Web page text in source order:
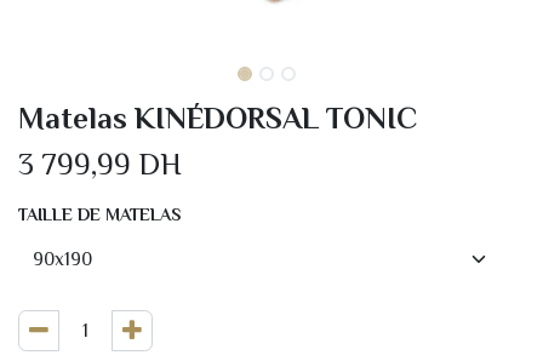
Matelas KINÉDORSAL TONIC
3 799,99 DH
TAILLE DE MATELAS